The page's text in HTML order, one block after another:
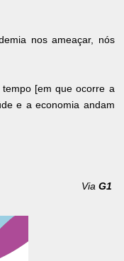
nos ameaçar, nós
[em que ocorre a
e a economia andam
Via G1